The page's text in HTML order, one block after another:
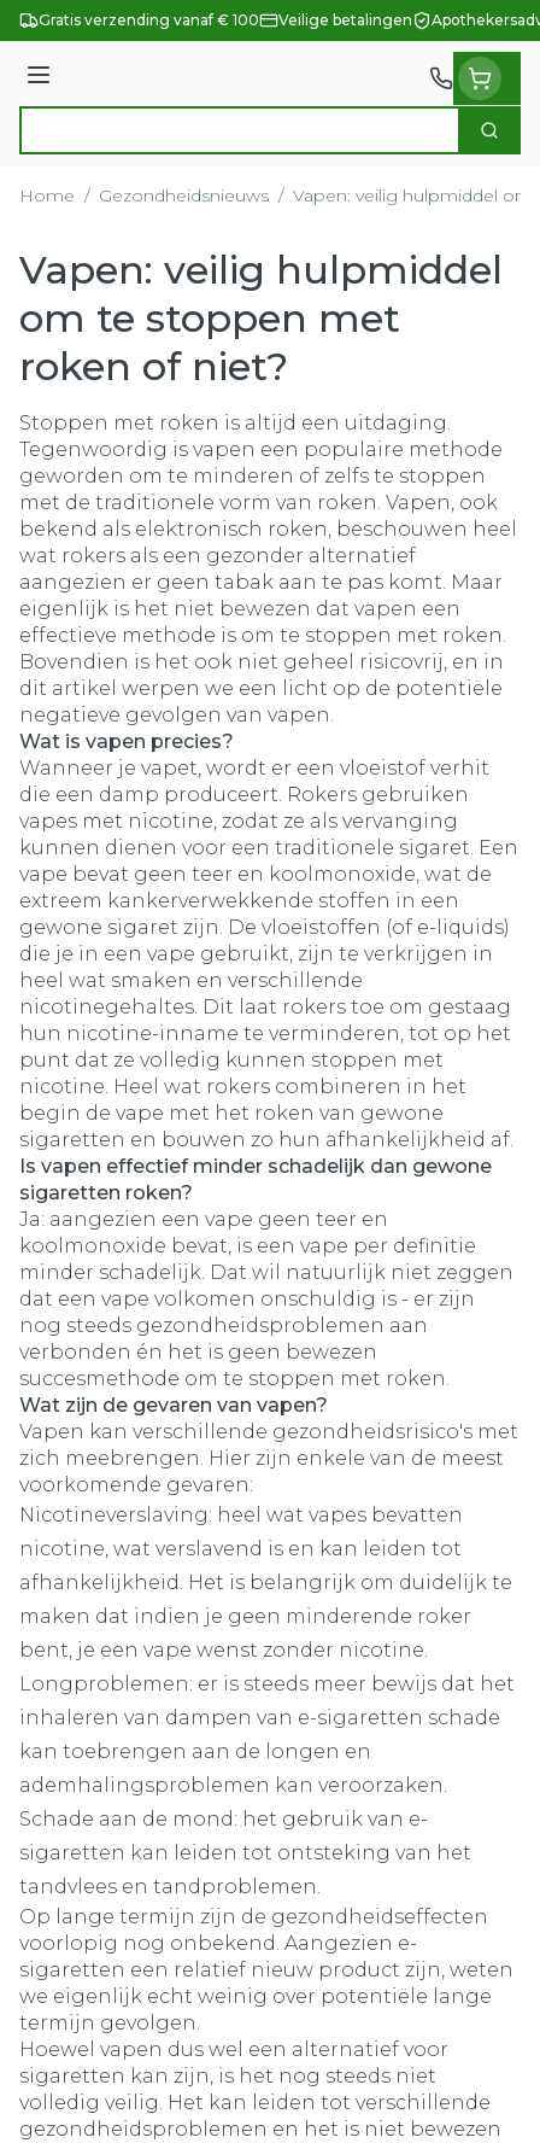
Ga naar de inhoud
Gratis verzending vanaf € 100 Veilige betalingen
Menu
Zoek
Home / Gezondheidsnieuws / Vapen: veilig hulpmiddel
Vapen: veilig hulpmiddel
om te stoppen met
roken of niet?
Stoppen met roken is altijd een uitdaging.
Tegenwoordig is vapen een populaire methode
geworden om te minderen of zelfs te stoppen
met de traditionele vorm van roken. Vapen, ook
bekend als elektronisch roken, beschouwen heel
wat rokers als een gezonder alternatief
aangezien er geen tabak aan te pas komt. Maar
eigenlijk is het niet bewezen dat vapen een
effectieve methode is om te stoppen met roken.
Bovendien is het ook niet geheel risicovrij, en in
dit artikel werpen we een licht op de potentiële
negatieve gevolgen van vapen.
Wat is vapen precies?
Wanneer je vapet, wordt er een vloeistof verhit
die een damp produceert. Rokers gebruiken
vapes met nicotine, zodat ze als vervanging
kunnen dienen voor een traditionele sigaret. Een
vape bevat geen teer en koolmonoxide, wat de
extreem kankerverwekkende stoffen in een
gewone sigaret zijn. De vloeistoffen (of e-liquids)
die je in een vape gebruikt, zijn te verkrijgen in
heel wat smaken en verschillende
nicotinegehaltes. Dit laat rokers toe om gestaag
hun nicotine-inname te verminderen, tot op het
punt dat ze volledig kunnen stoppen met
nicotine. Heel wat rokers combineren in het
begin de vape met het roken van gewone
sigaretten en bouwen zo hun afhankelijkheid af.
Is vapen effectief minder schadelijk dan gewone
sigaretten roken?
Ja: aangezien een vape geen teer en
koolmonoxide bevat, is een vape per definitie
minder schadelijk. Dat wil natuurlijk niet zeggen
dat een vape volkomen onschuldig is - er zijn
nog steeds gezondheidsproblemen aan
verbonden én het is geen bewezen
succesmethode om te stoppen met roken.
Wat zijn de gevaren van vapen?
Vapen kan verschillende gezondheidsrisico's met
zich meebrengen. Hier zijn enkele van de meest
voorkomende gevaren:
Nicotineverslaving: heel wat vapes bevatten
nicotine, wat verslavend is en kan leiden tot
afhankelijkheid. Het is belangrijk om duidelijk te
maken dat indien je geen minderende roker
bent, je een vape wenst zonder nicotine.
Longproblemen: er is steeds meer bewijs dat het
inhaleren van dampen van e-sigaretten schade
kan toebrengen aan de longen en
ademhalingsproblemen kan veroorzaken.
Schade aan de mond: het gebruik van e-
sigaretten kan leiden tot ontsteking van het
tandvlees en tandproblemen.
Op lange termijn zijn de gezondheidseffecten
voorlopig nog onbekend. Aangezien e-
sigaretten een relatief nieuw product zijn, weten
we eigenlijk echt weinig over potentiële lange
termijn gevolgen.
Hoewel vapen dus wel een alternatief voor
sigaretten kan zijn, is het nog steeds niet
volledig veilig. Het kan leiden tot verschillende
gezondheidsproblemen en het is niet bewezen